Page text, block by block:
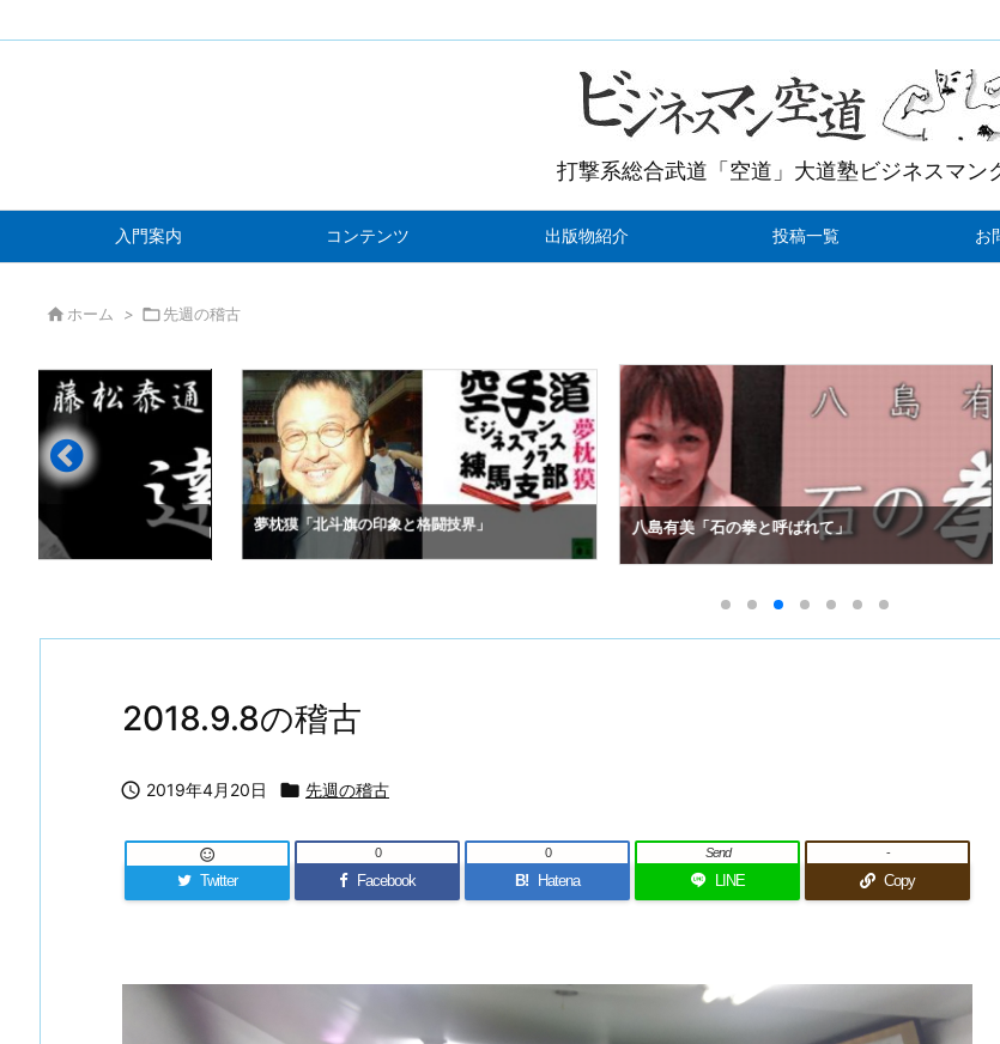
打撃系総合武道「空道」大道塾ビジネスマン
入門案内 コンテンツ 出版物紹介 投稿一覧 お
 ホーム > 先週の稽古
夢枕獏「北斗旗の印象と格闘技界」 八島有美「石の拳と呼ばれて」
2018.9.8の稽古
 2019年4月20日  先週の稽古
Twitter

Facebook
0
B! Hatena
0
LINE
Send
Copy
-